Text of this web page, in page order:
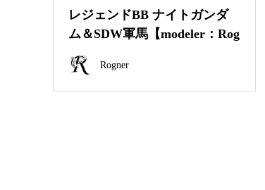
レジェンドBB ナイトガンダ
ム＆SDW軍馬【modeler：Rog
ner】
Rogner